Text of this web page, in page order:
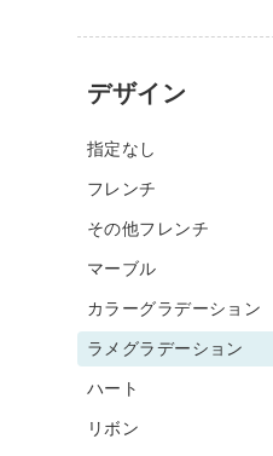
デザイン
指定なし
フレンチ
その他フレンチ
マーブル
カラーグラデーション
ラメグラデーション
ハート
リボン